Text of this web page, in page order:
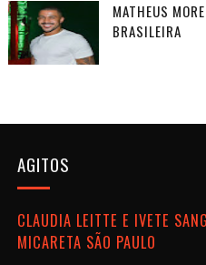
MATHEUS
BRASILEIRA
AGITOS
CLAUDIA LEITTE E IVETE
MICARETA SÃO PAULO